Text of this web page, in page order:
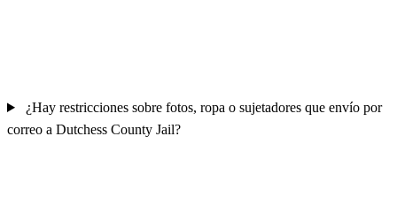
¿Hay restricciones sobre fotos, ropa o sujetadores que envío por
correo a Dutchess County Jail?